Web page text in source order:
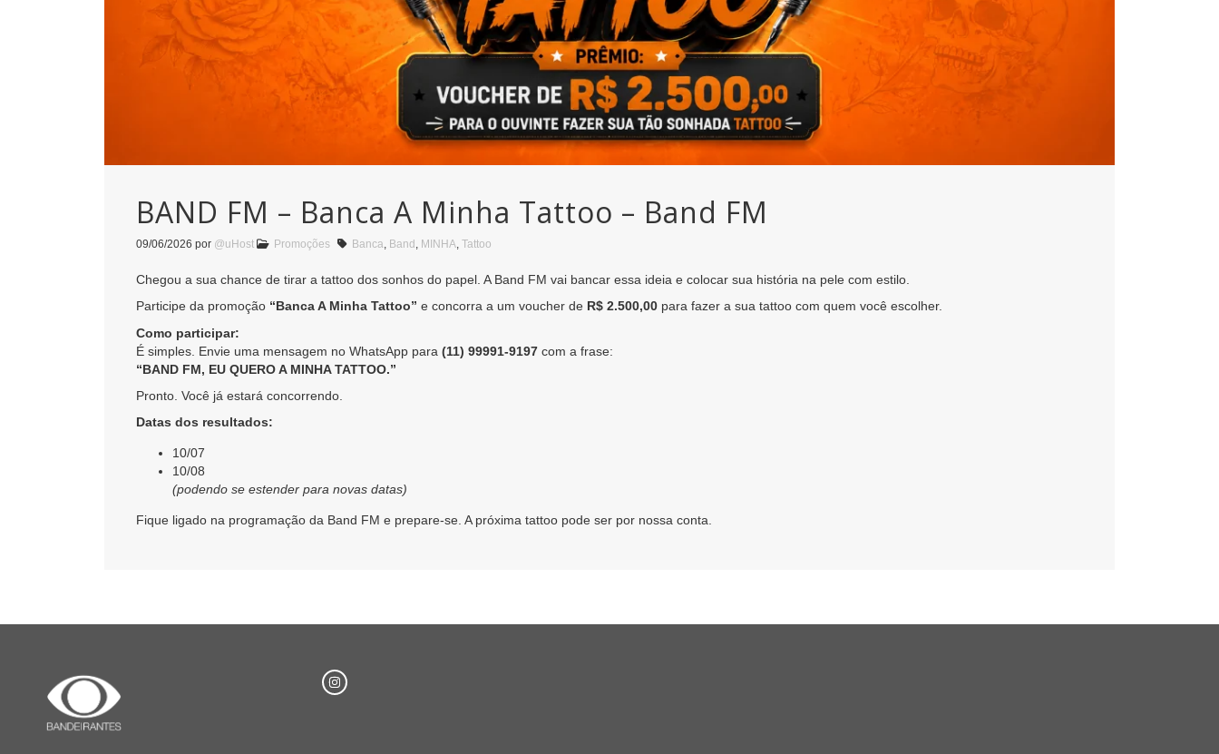
BAND FM – Banca A Minha Tattoo – Band FM
09/06/2026 por @uHost Promoções Banca, Band, MINHA, Tattoo
Chegou a sua chance de tirar a tattoo dos sonhos do papel. A Band FM vai bancar essa ideia e colocar sua história na pele com estilo.
Participe da promoção “Banca A Minha Tattoo” e concorra a um voucher de R$ 2.500,00 para fazer a sua tattoo com quem você escolher.
Como participar:
É simples. Envie uma mensagem no WhatsApp para (11) 99991-9197 com a frase:
“BAND FM, EU QUERO A MINHA TATTOO.”
Pronto. Você já estará concorrendo.
Datas dos resultados:
10/07
10/08
(podendo se estender para novas datas)
Fique ligado na programação da Band FM e prepare-se. A próxima tattoo pode ser por nossa conta.